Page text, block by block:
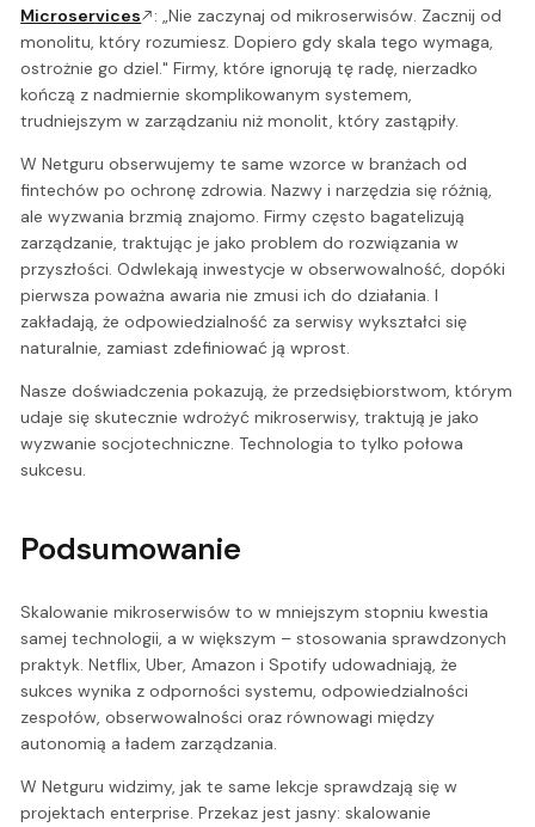
Microservices
: „Nie zaczynaj od mikroserwisów. Zacznij od
monolitu, który rozumiesz. Dopiero gdy skala tego wymaga,
ostrożnie go dziel." Firmy, które ignorują tę radę, nierzadko
kończą z nadmiernie skomplikowanym systemem,
trudniejszym w zarządzaniu niż monolit, który zastąpiły.
W Netguru obserwujemy te same wzorce w branżach od
fintechów po ochronę zdrowia. Nazwy i narzędzia się różnią,
ale wyzwania brzmią znajomo. Firmy często bagatelizują
zarządzanie, traktując je jako problem do rozwiązania w
przyszłości. Odwlekają inwestycje w obserwowalność, dopóki
pierwsza poważna awaria nie zmusi ich do działania. I
zakładają, że odpowiedzialność za serwisy wykształci się
naturalnie, zamiast zdefiniować ją wprost.
Nasze doświadczenia pokazują, że przedsiębiorstwom, którym
udaje się skutecznie wdrożyć mikroserwisy, traktują je jako
wyzwanie socjotechniczne. Technologia to tylko połowa
sukcesu.
Podsumowanie
Skalowanie mikroserwisów to w mniejszym stopniu kwestia
samej technologii, a w większym – stosowania sprawdzonych
praktyk. Netflix, Uber, Amazon i Spotify udowadniają, że
sukces wynika z odporności systemu, odpowiedzialności
zespołów, obserwowalności oraz równowagi między
autonomią a ładem zarządzania.
W Netguru widzimy, jak te same lekcje sprawdzają się w
projektach enterprise. Przekaz jest jasny: skalowanie